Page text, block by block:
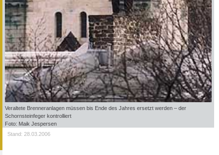
Veraltete Brenneranlagen müssen bis Ende des Jahres ersetzt werden – der
Schornsteinfeger kontrolliert
Foto: Maik Jespersen
Stand: 28.03.2006